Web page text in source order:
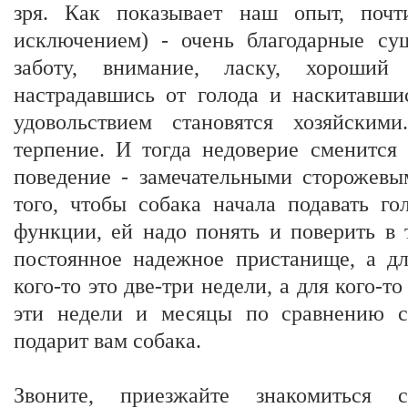
зря. Как показывает наш опыт,
исключением) - очень благодарные
заботу, внимание, ласку,
настрадавшись от голода и
удовольствием становятся
терпение. И тогда недоверие
поведение - замечательными
того, чтобы собака начала подавать
функции, ей надо понять и поверить
постоянное надежное пристанище, а
кого-то это две-три недели, а для кого-
эти недели и месяцы по сравнению
подарит вам собака.
Звоните, приезжайте